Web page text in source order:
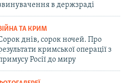
в держзраді
ТА КРИМ
днів, сорок ночей. Про
кримської операції з
Росії до миру